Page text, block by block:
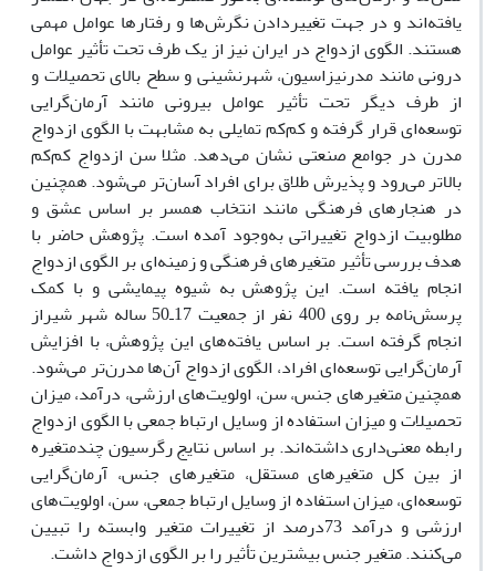
یافته‌اند و در جهت تغییردادن نگرش‌ها و رفتارها عوامل مهمى
هستند. الگوى ازدواج در ایران نیز از یک طرف تحت تأثیر عوامل
درونى مانند مدرنیزاسیون، شهرنشینى و سطح بالاى تحصیلات و
از طرف دیگر تحت تأثیر عوامل بیرونى مانند آرمان‌گرایى
توسعه‌اى قرار گرفته و کم‌کم تمایلى به مشابهت با الگوى ازدواج
مدرن در جوامع صنعتى نشان مى‌دهد. مثلا سن ازدواج کم‌کم
بالاتر مى‌رود و پذیرش طلاق براى افراد آسان‌تر مى‌شود. همچنین
در هنجارهاى فرهنگى مانند انتخاب همسر بر اساس عشق و
مطلوبیت ازدواج تغییراتى به‌وجود آمده است. پژوهش حاضر با
هدف بررسى تأثیر متغیرهاى فرهنگى و زمینه‌اى بر الگوى ازدواج
انجام یافته است. این پژوهش به شیوه پیمایشى و با کمک
پرسش‌نامه بر روى 400 نفر از جمعیت 17ـ50 ساله شهر شیراز
انجام گرفته است. بر اساس یافته‌هاى این پژوهش، با افزایش
آرمان‌گرایى توسعه‌اى افراد، الگوى ازدواج آن‌ها مدرن‌تر مى‌شود.
همچنین متغیرهاى جنس، سن، اولویت‌هاى ارزشى، درآمد، میزان
تحصیلات و میزان استفاده از وسایل ارتباط جمعى با الگوى ازدواج
رابطه معنى‌دارى داشته‌اند. بر اساس نتایج رگرسیون چندمتغیره
از بین کل متغیرهاى مستقل، متغیرهاى جنس، آرمان‌گرایى
توسعه‌اى، میزان استفاده از وسایل ارتباط جمعى، سن، اولویت‌هاى
ارزشى و درآمد 73درصد از تغییرات متغیر وابسته را تبیین
مى‌کنند. متغیر جنس بیشترین تأثیر را بر الگوى ازدواج داشت.